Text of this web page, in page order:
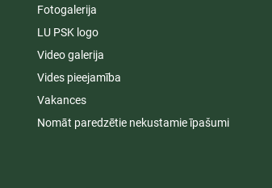
Fotogalerija
LU PSK logo
Video galerija
Vides pieejamība
Vakances
Nomāt paredzētie nekustamie īpašumi